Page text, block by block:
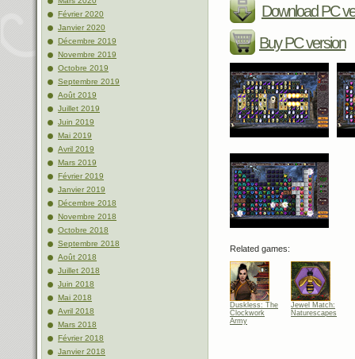
Février 2020
Janvier 2020
Décembre 2019
Novembre 2019
Octobre 2019
Septembre 2019
Août 2019
Juillet 2019
Juin 2019
Mai 2019
Avril 2019
Mars 2019
Février 2019
Janvier 2019
Décembre 2018
Novembre 2018
Octobre 2018
Septembre 2018
Août 2018
Juillet 2018
Juin 2018
Mai 2018
Avril 2018
Mars 2018
Février 2018
Janvier 2018
Download PC
Buy PC version
Related games:
Duskless: The
Clockwork
Army
Jewel Match:
Naturescapes